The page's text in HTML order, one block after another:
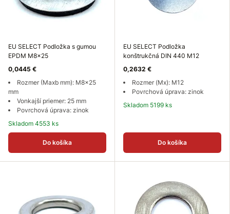
EU SELECT Podložka s gumou
EPDM M8x25
0,0445 €
Rozmer (Maxb mm): M8x25
mm
Vonkajší priemer: 25 mm
Povrchová úprava: zinok
Skladom 4553 ks
Do košíka
EU SELECT Podložka
konštrukčná DIN 440 M12
0,2632 €
Rozmer (Mx): M12
Povrchová úprava: zinok
Skladom 5199 ks
Do košíka